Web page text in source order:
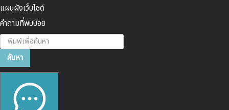
แผนผังเว็บไซต์
คำถามที่พบบ่อย
ค้นหา...
ค้นหา